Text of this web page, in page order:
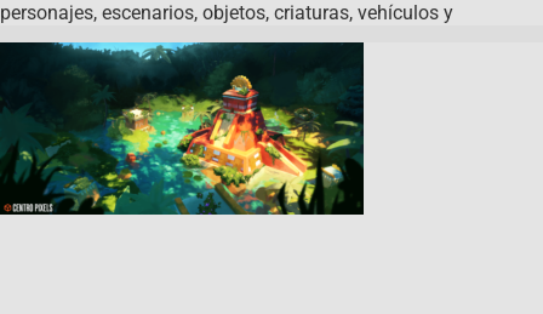
personajes, escenarios, objetos, criaturas, vehículos y